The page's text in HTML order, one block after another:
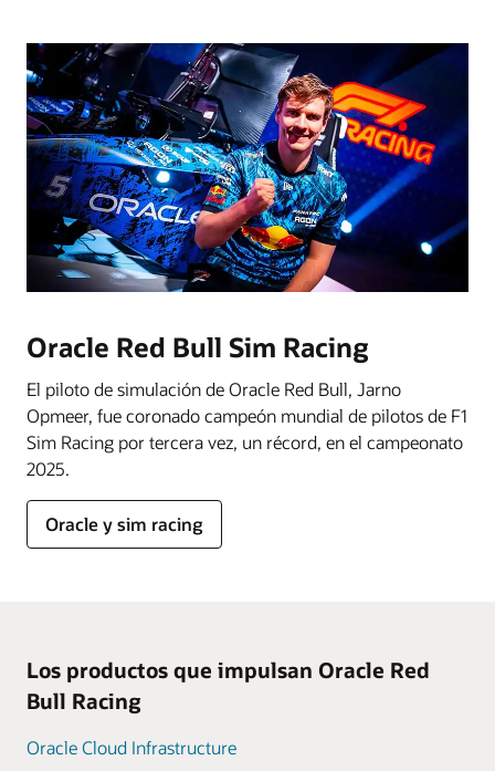
Oracle Red Bull Sim Racing
El piloto de simulación de Oracle Red Bull, Jarno
Opmeer, fue coronado campeón mundial de pilotos de F1
Sim Racing por tercera vez, un récord, en el campeonato
2025.
Oracle y sim racing
Los productos que impulsan Oracle Red
Bull Racing
Oracle Cloud Infrastructure